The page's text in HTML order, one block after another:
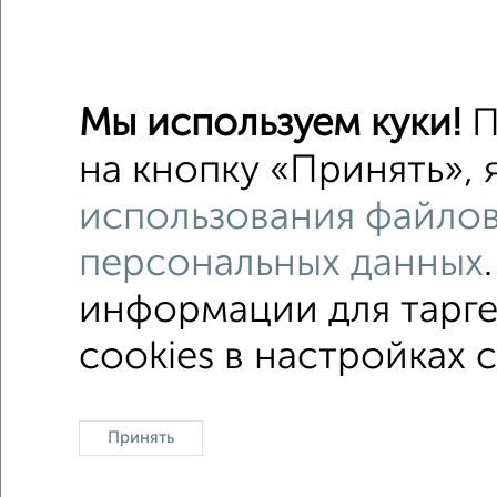
С
С
На
Контакты
Мы используем куки!
на кнопку «Принять»,
использования
персональных данных
информации для
cookies в настройках
Принять